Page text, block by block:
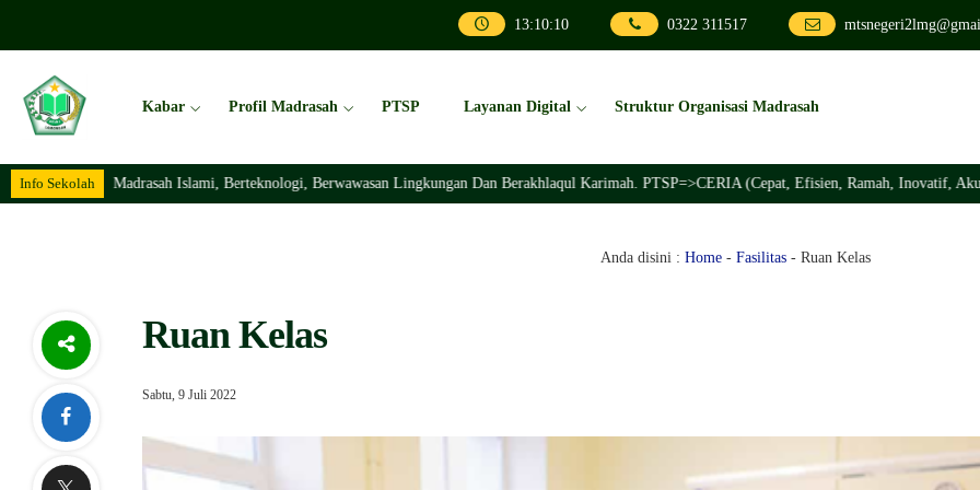
13:10:10 0322 311517
Kabar Profil Madrasah PTSP Layanan Digital Struktur Organisasi Madrasah
Info SekolahMadrasah Islami, Berteknologi, Berwawasan Lingkungan Dan Berakhlaqul Karimah. PTSP=>CERIA (Cepat, Efisien, Ramah, Inovatif,
Anda disini : Home- Fasilitas- Ruan Kelas
Ruan Kelas
Sabtu, 9 Juli 2022